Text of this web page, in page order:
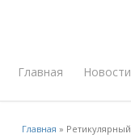
Главная Новости
Главная »